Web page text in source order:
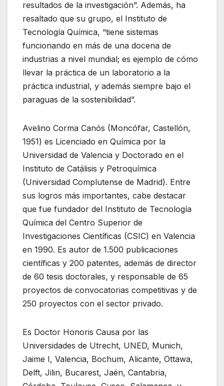
resultados de la investigación”. Además, ha
resaltado que su grupo, el Instituto de
Tecnología Química, “tiene sistemas
funcionando en más de una docena de
industrias a nivel mundial; es ejemplo de cómo
llevar la práctica de un laboratorio a la
práctica industrial, y además siempre bajo el
paraguas de la sostenibilidad”.
Avelino Corma Canós (Moncófar, Castellón,
1951) es Licenciado en Química por la
Universidad de Valencia y Doctorado en el
Instituto de Catálisis y Petroquímica
(Universidad Complutense de Madrid). Entre
sus logros más importantes, cabe destacar
que fue fundador del Instituto de Tecnología
Química del Centro Superior de
Investigaciones Científicas (CSIC) en Valencia
en 1990. Es autor de 1.500 publicaciones
científicas y 200 patentes, además de director
de 60 tesis doctorales, y responsable de 65
proyectos de convocatorias competitivas y de
250 proyectos con el sector privado.
Es Doctor Honoris Causa por las
Universidades de Utrecht, UNED, Munich,
Jaime I, Valencia, Bochum, Alicante, Ottawa,
Delft, Jilin, Bucarest, Jaén, Cantabria,